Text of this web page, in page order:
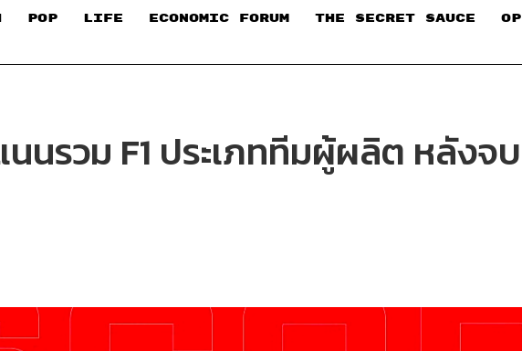
POP LIFE ECONOMIC FORUM THE SECRET SAUCE​
นนรวม F1 ประเภททีมผู้ผลิต หลัง